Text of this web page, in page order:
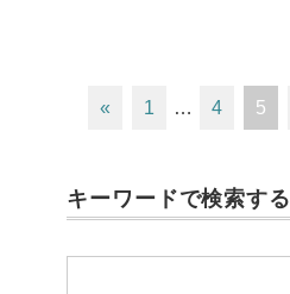
« 1 … 4 5
キーワードで検索する